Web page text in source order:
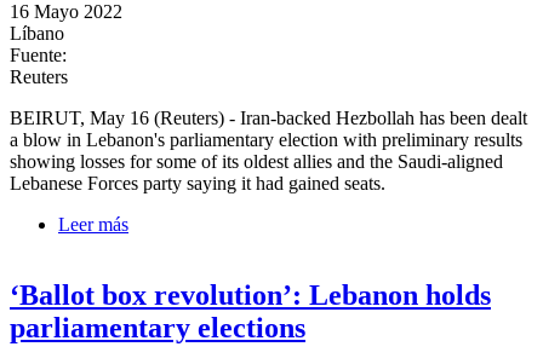
16 Mayo 2022
Líbano
Fuente:
Reuters
BEIRUT, May 16 (Reuters) - Iran-backed Hezbollah has been dealt
a blow in Lebanon's parliamentary election with preliminary results
showing losses for some of its oldest allies and the Saudi-aligned
Lebanese Forces party saying it had gained seats.
Leer más
‘Ballot box revolution’: Lebanon holds
parliamentary elections